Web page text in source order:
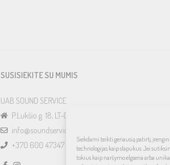
Siekdami teikti geriausią patirtį,
technologijas kaip slapukus. Jei
tokius kaip naršymo elgsena arba
SUSISIEKITE SU MUMIS
UAB SOUND SERVICE
P.Lukšio g. 18, LT-08222, Vilnius
info@soundservice.lt
+370 600 47347